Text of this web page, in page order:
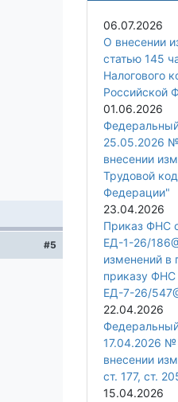
#5
06.07.2026
О внесении
статью 145
Налогового
Российской
01.06.2026
25.05.2026
внесении
Трудовой
Федерации"
23.04.2026
Приказ ФНС
ЕД-1-26/
изменений в
приказу
ЕД-7-26/
22.04.2026
17.04.2026
внесении
ст. 177, ст.
15.04.2026